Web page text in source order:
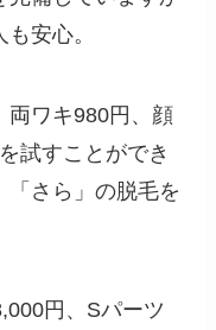
安心。
両ワキ980円、顔
試すことができ
「さら」の脱毛を
円、Sパーツ